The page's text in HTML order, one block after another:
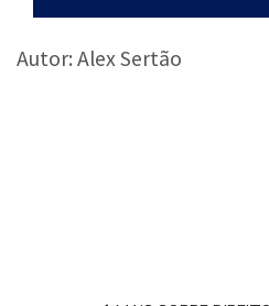
Autor: Alex Sertão